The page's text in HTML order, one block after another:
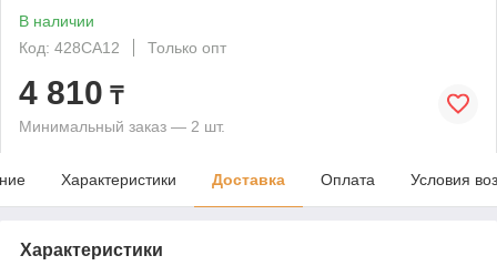
В наличии
Код: 428CA12
Только опт
4 810 ₸
Минимальный заказ — 2 шт.
Характеристики Доставка Оплата Условия
Характеристики